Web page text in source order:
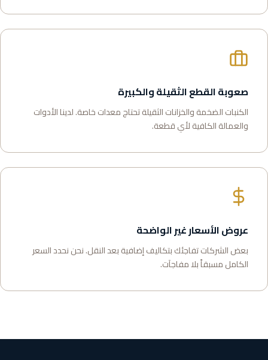
صعوبة القطع الثقيلة والكبيرة
الكنبات الضخمة والخزانات الثقيلة تحتاج معدات خاصة. لدينا الأدوات
والعمالة الكافية لأي قطعة.
عروض الأسعار غير الواضحة
بعض الشركات تفاجئك بتكاليف إضافية بعد النقل. نحن نحدد السعر
الكامل مسبقاً بلا مفاجآت.